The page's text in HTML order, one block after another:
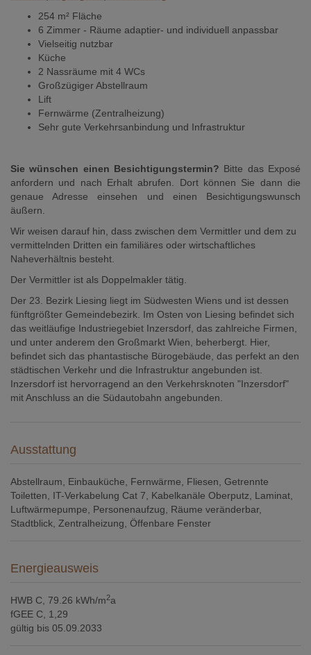
254 m² Fläche
6 Zimmer - Räume adaptier- und individuell anpassbar
Vielseitig nutzbar
Küche
2 Nassräume mit 4 WCs
Großzügiger Abstellraum
Lift
Fernwärme (Zentralheizung)
Sehr gute Verkehrsanbindung und Infrastruktur
Sie wünschen einen Besichtigungstermin? Bitte das Exposé
anfordern und nach Erhalt abrufen. Dort können Sie dann die
genaue Adresse einsehen und einen Besichtigungswunsch
äußern.
Wir weisen darauf hin, dass zwischen dem Vermittler und dem zu
vermittelnden Dritten ein familiäres oder wirtschaftliches
Naheverhältnis besteht.
Der Vermittler ist als Doppelmakler tätig.
Der 23. Bezirk Liesing liegt im Südwesten Wiens und ist dessen
fünftgrößter Gemeindebezirk. Im Osten von Liesing befindet sich
das weitläufige Industriegebiet Inzersdorf, das zahlreiche Firmen,
und unter anderem den Großmarkt Wien, beherbergt. Hier,
befindet sich das phantastische Bürogebäude, das perfekt an den
städtischen Verkehr und die Infrastruktur angebunden ist.
Inzersdorf ist hervorragend an den Verkehrsknoten "Inzersdorf"
mit Anschluss an die Südautobahn angebunden.
Ausstattung
Abstellraum Einbauküche Fernwärme Fliesen
Getrennte
Toiletten
IT-Verkabelung Cat 7 Kabelkanäle Oberputz Laminat
Luftwärmepumpe
Personenaufzug
Räume veränderbar
Stadtblick Zentralheizung Öffenbare Fenster
Energieausweis
HWB C, 79.26 kWh/m2a
fGEE C, 1,29
gültig bis 05.09.2033